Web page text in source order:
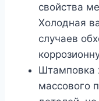
свойства
Холодная
случаев
Штамповка
массового